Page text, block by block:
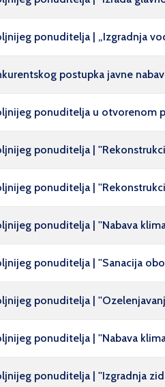
ponuditelja | „Izgradnja
postupka javne
ponuditelja u otvorenom
ponuditelja |
ponuditelja |
ponuditelja | ''Nabava
ponuditelja | ''Sanacija
ponuditelja |
ponuditelja | ''Nabava
ponuditelja | ''Izgradnja